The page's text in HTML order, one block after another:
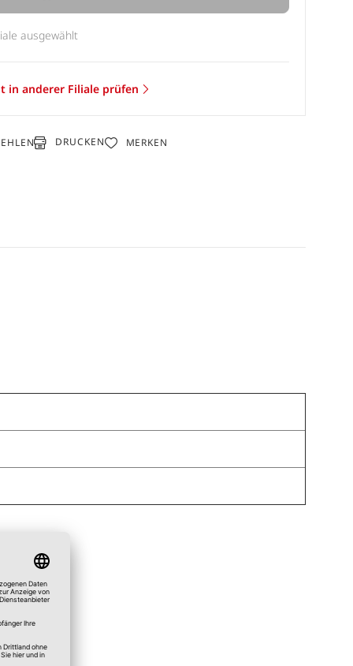
ausgewählt
in anderer Filiale prüfen
DRUCKEN MERKEN